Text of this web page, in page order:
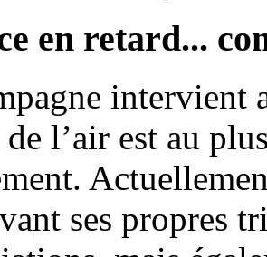
en retard...
intervient
l’air est au
ses propres